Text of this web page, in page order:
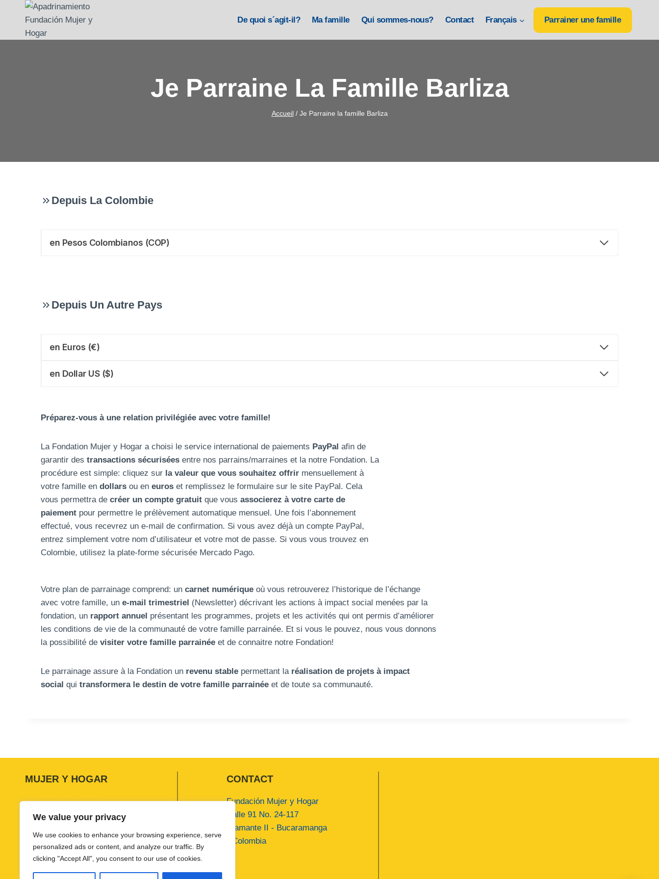
We value your privacy
We use cookies to enhance your browsing experience, serve
personalized ads or content, and analyze our traffic. By
clicking "Accept All", you consent to our use of cookies.
contenu
De quoi s´agit-il? Ma famille Qui sommes-nous? Contact Français Parrainer une famille
Je Parraine La Famille Barliza
Accueil / Je Parraine la famille Barliza
Depuis La Colombie
en Pesos Colombianos (COP)
Depuis Un Autre Pays
en Euros (€)
en Dollar US ($)
Préparez-vous à une relation privilégiée avec votre famille!
La Fondation Mujer y Hogar a choisi le service international de paiements PayPal afin de
garantir des transactions sécurisées entre nos parrains/marraines et la notre Fondation. La
procédure est simple: cliquez sur la valeur que vous souhaitez offrir mensuellement à
votre famille en dollars ou en euros et remplissez le formulaire sur le site PayPal. Cela
vous permettra de créer un compte gratuit que vous associerez à votre carte de
paiement pour permettre le prélèvement automatique mensuel. Une fois l’abonnement
effectué, vous recevrez un e-mail de confirmation. Si vous avez déjà un compte PayPal,
entrez simplement votre nom d’utilisateur et votre mot de passe. Si vous vous trouvez en
Colombie, utilisez la plate-forme sécurisée Mercado Pago.
Votre plan de parrainage comprend: un carnet numérique où vous retrouverez l’historique de l’échange
avec votre famille, un e-mail trimestriel (Newsletter) décrivant les actions à impact social menées par la
fondation, un rapport annuel présentant les programmes, projets et les activités qui ont permis d’améliorer
les conditions de vie de la communauté de votre famille parrainée. Et si vous le pouvez, nous vous donnons
la possibilité de visiter votre famille parrainée et de connaitre notre Fondation!
Le parrainage assure à la Fondation un revenu stable permettant la réalisation de projets à impact
social qui transformera le destin de votre famille parrainée et de toute sa communauté.
MUJER Y HOGAR
Parrainer une famille
De quoi s´agit-il?
Ma famille
Qui sommes-nous ?
Termes et conditions
CONTACT
Fundación Mujer y Hogar
Calle 91 No. 24-117
Diamante II - Bucaramanga
- Colombia